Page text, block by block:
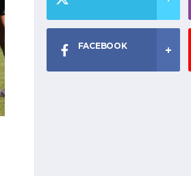
FACEBOOK